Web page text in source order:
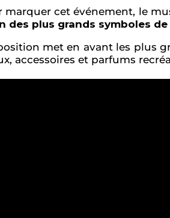
marquer cet événement, le
des plus grands symboles
met en avant les plus
accessoires et parfums